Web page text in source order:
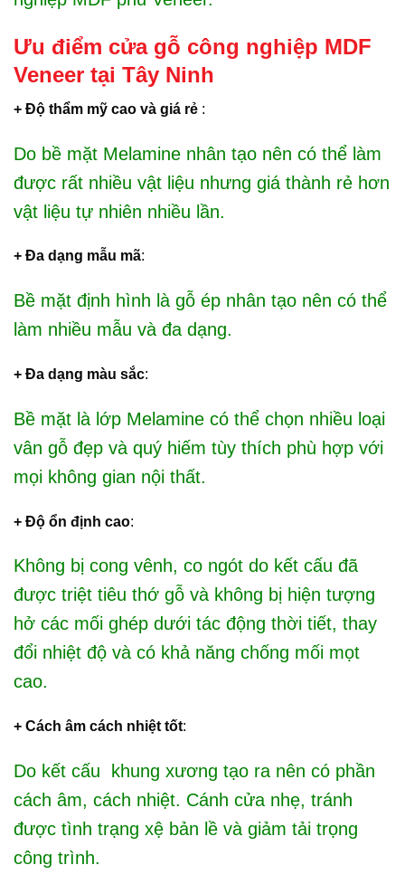
Ưu điểm cửa gỗ công nghiệp MDF
Veneer tại Tây Ninh
+ Độ thẩm mỹ cao và giá rẻ :
Do bề mặt Melamine nhân tạo nên có thể làm
được rất nhiều vật liệu nhưng giá thành rẻ hơn
vật liệu tự nhiên nhiều lần.
+ Đa dạng mẫu mã:
Bề mặt định hình là gỗ ép nhân tạo nên có thể
làm nhiều mẫu và đa dạng.
+ Đa dạng màu sắc:
Bề mặt là lớp Melamine có thể chọn nhiều loại
vân gỗ đẹp và quý hiếm tùy thích phù hợp với
mọi không gian nội thất.
+ Độ ổn định cao:
Không bị cong vênh, co ngót do kết cấu đã
được triệt tiêu thớ gỗ và không bị hiện tượng
hở các mối ghép dưới tác động thời tiết, thay
đổi nhiệt độ và có khả năng chống mối mọt
cao.
+ Cách âm cách nhiệt tốt:
Do kết cấu khung xương tạo ra nên có phần
cách âm, cách nhiệt. Cánh cửa nhẹ, tránh
được tình trạng xệ bản lề và giảm tải trọng
công trình.